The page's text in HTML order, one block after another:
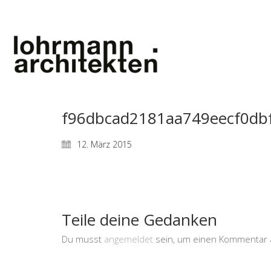
12. März 2015
Teile deine Gedanken
Du musst angemeldet sein, um einen Kommentar